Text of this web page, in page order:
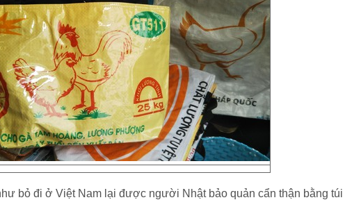
bỏ đi ở Việt Nam lại được người Nhật bảo quản cẩn thận bằng túi